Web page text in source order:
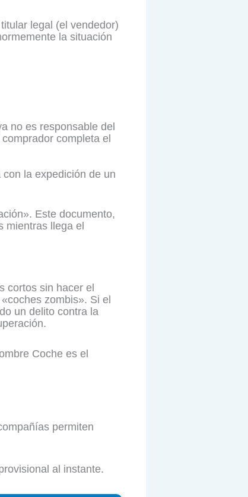
legal (el vendedor)
la situación
no es responsable del
completa el
la expedición de un
Este documento,
mientras llega el
cortos sin hacer el
zombis». Si el
un delito contra la
Coche es el
permiten
al instante.